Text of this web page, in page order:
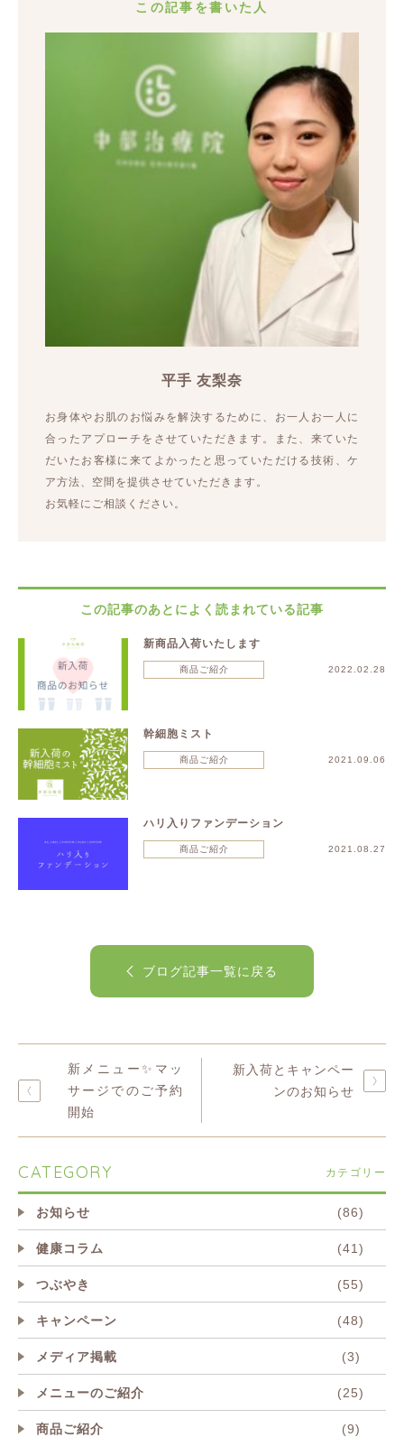
この記事を書いた人
平手 友梨奈
お身体やお肌のお悩みを解決するために、お一人お一人に
合ったアプローチをさせていただきます。また、来ていた
だいたお客様に来てよかったと思っていただける技術、ケ
ア方法、空間を提供させていただきます。
お気軽にご相談ください。
この記事のあとによく読まれている記事
新商品入荷いたします
商品ご紹介 2022.02.28
幹細胞ミスト
商品ご紹介 2021.09.06
ハリ入りファンデーション
商品ご紹介 2021.08.27
ブログ記事一覧に戻る
新メニュー✨マッ
サージでのご予約
開始
新入荷とキャンペー
ンのお知らせ
CATEGORY カテゴリー
お知らせ (86)
健康コラム (41)
つぶやき (55)
キャンペーン (48)
メディア掲載 (3)
メニューのご紹介 (25)
商品ご紹介 (9)